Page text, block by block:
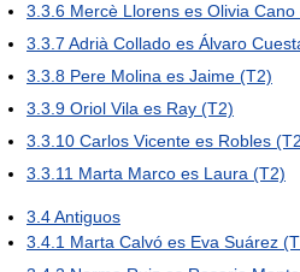
3.3.6 Mercè Llorens es Olivia Cano
3.3.7 Adrià Collado es Álvaro
3.3.8 Pere Molina es Jaime (T2)
3.3.9 Oriol Vila es Ray (T2)
3.3.10 Carlos Vicente es Robles
3.3.11 Marta Marco es Laura (T2)
3.4Antiguos
3.4.1 Marta Calvó es Eva Suárez